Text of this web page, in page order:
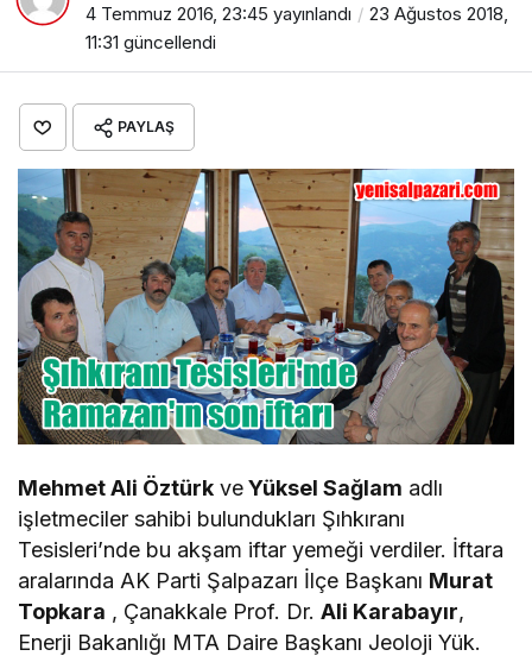
4 Temmuz 2016, 23:45 yayınlandı
23 Ağustos 2018,
11:31 güncellendi
PAYLAŞ
Mehmet Ali Öztürk veYüksel Sağlam adlı
işletmeciler sahibi bulundukları Şıhkıranı
Tesisleri’nde bu akşam iftar yemeği verdiler. İftara
aralarında AK Parti Şalpazarı İlçe Başkanı Murat
Topkara , Çanakkale Prof. Dr.Ali Karabayır,
Enerji Bakanlığı MTA Daire Başkanı Jeoloji Yük.